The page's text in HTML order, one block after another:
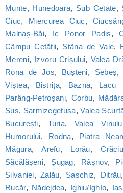
Munte, Hunedoara, Sub Cetate,
Ciuc, Miercurea Ciuc,
Malnaș-Băi, Ic Ponor Padis,
Câmpu Cetății, Stâna de Vale,
Mereni, Izvoru Crișului, Valea
Rona de Jos, Bușteni, Sebeș,
Viștea, Bistrița, Bazna, Lacu
Parâng-Petroșani, Corbu,
Sus, Sarmizegetusa,Valea
București, Turia, Valea
Humorului, Rodna, Piatra
Măgura,Arefu, Lorău,
Săcălășeni, Șugag, Râșnov,
Silvaniei,Zalău, Saschiz, Ditrău,
Rucăr, Nădejdea, Ighiu/Ighìo,